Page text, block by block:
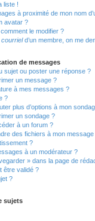
liste !
à proximité de mon nom
avatar ?
le modifier ?
courrield’un membre, on me
de messages
sujet ou poster une réponse ?
un message ?
à mes messages ?
?
plus d’options à mon
un sondage ?
à un forum ?
des fichiers à mon message
?
à un modérateur ?
» dans la page de
être validé ?
?
sujets